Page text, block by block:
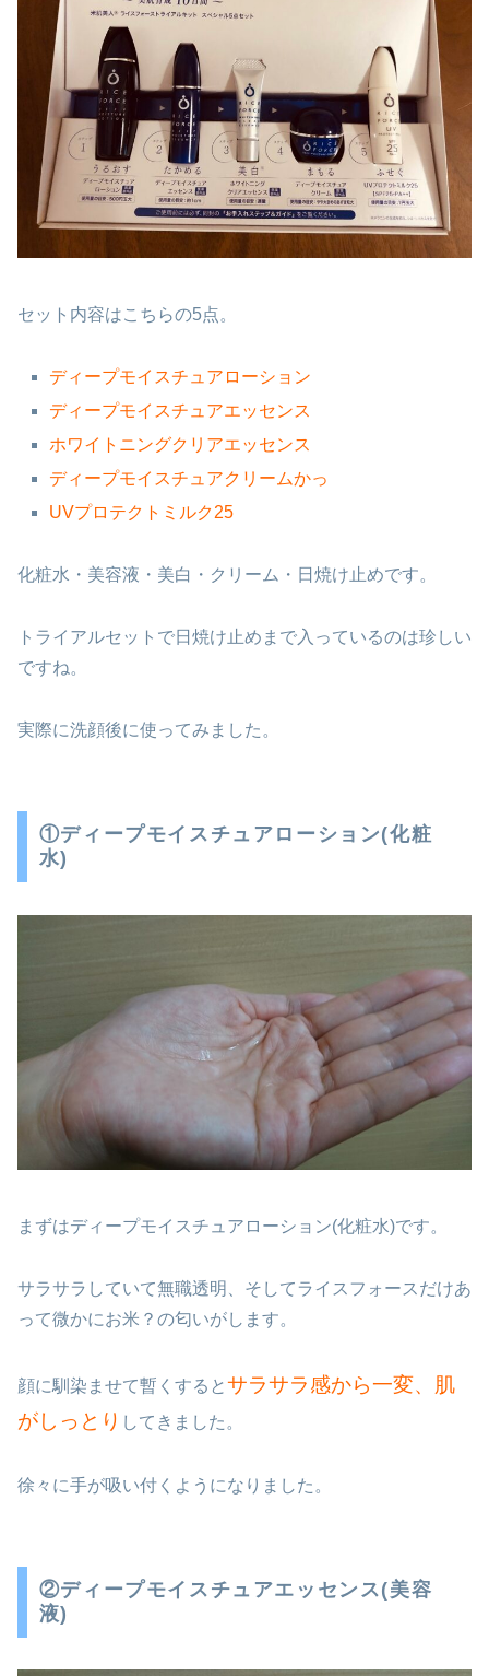
セット内容はこちらの5点。
ディープモイスチュアローション
ディープモイスチュアエッセンス
ホワイトニングクリアエッセンス
ディープモイスチュアクリームかっ
UVプロテクトミルク25
化粧水・美容液・美白・クリーム・日焼け止めです。
トライアルセットで日焼け止めまで入っているのは珍しい
ですね。
実際に洗顔後に使ってみました。
①ディープモイスチュアローション(化粧
水)
まずはディープモイスチュアローション(化粧水)です。
サラサラしていて無職透明、そしてライスフォースだけあ
って微かにお米？の匂いがします。
顔に馴染ませて暫くするとサラサラ感から一変、肌
がしっとり してきました。
徐々に手が吸い付くようになりました。
②ディープモイスチュアエッセンス(美容
液)